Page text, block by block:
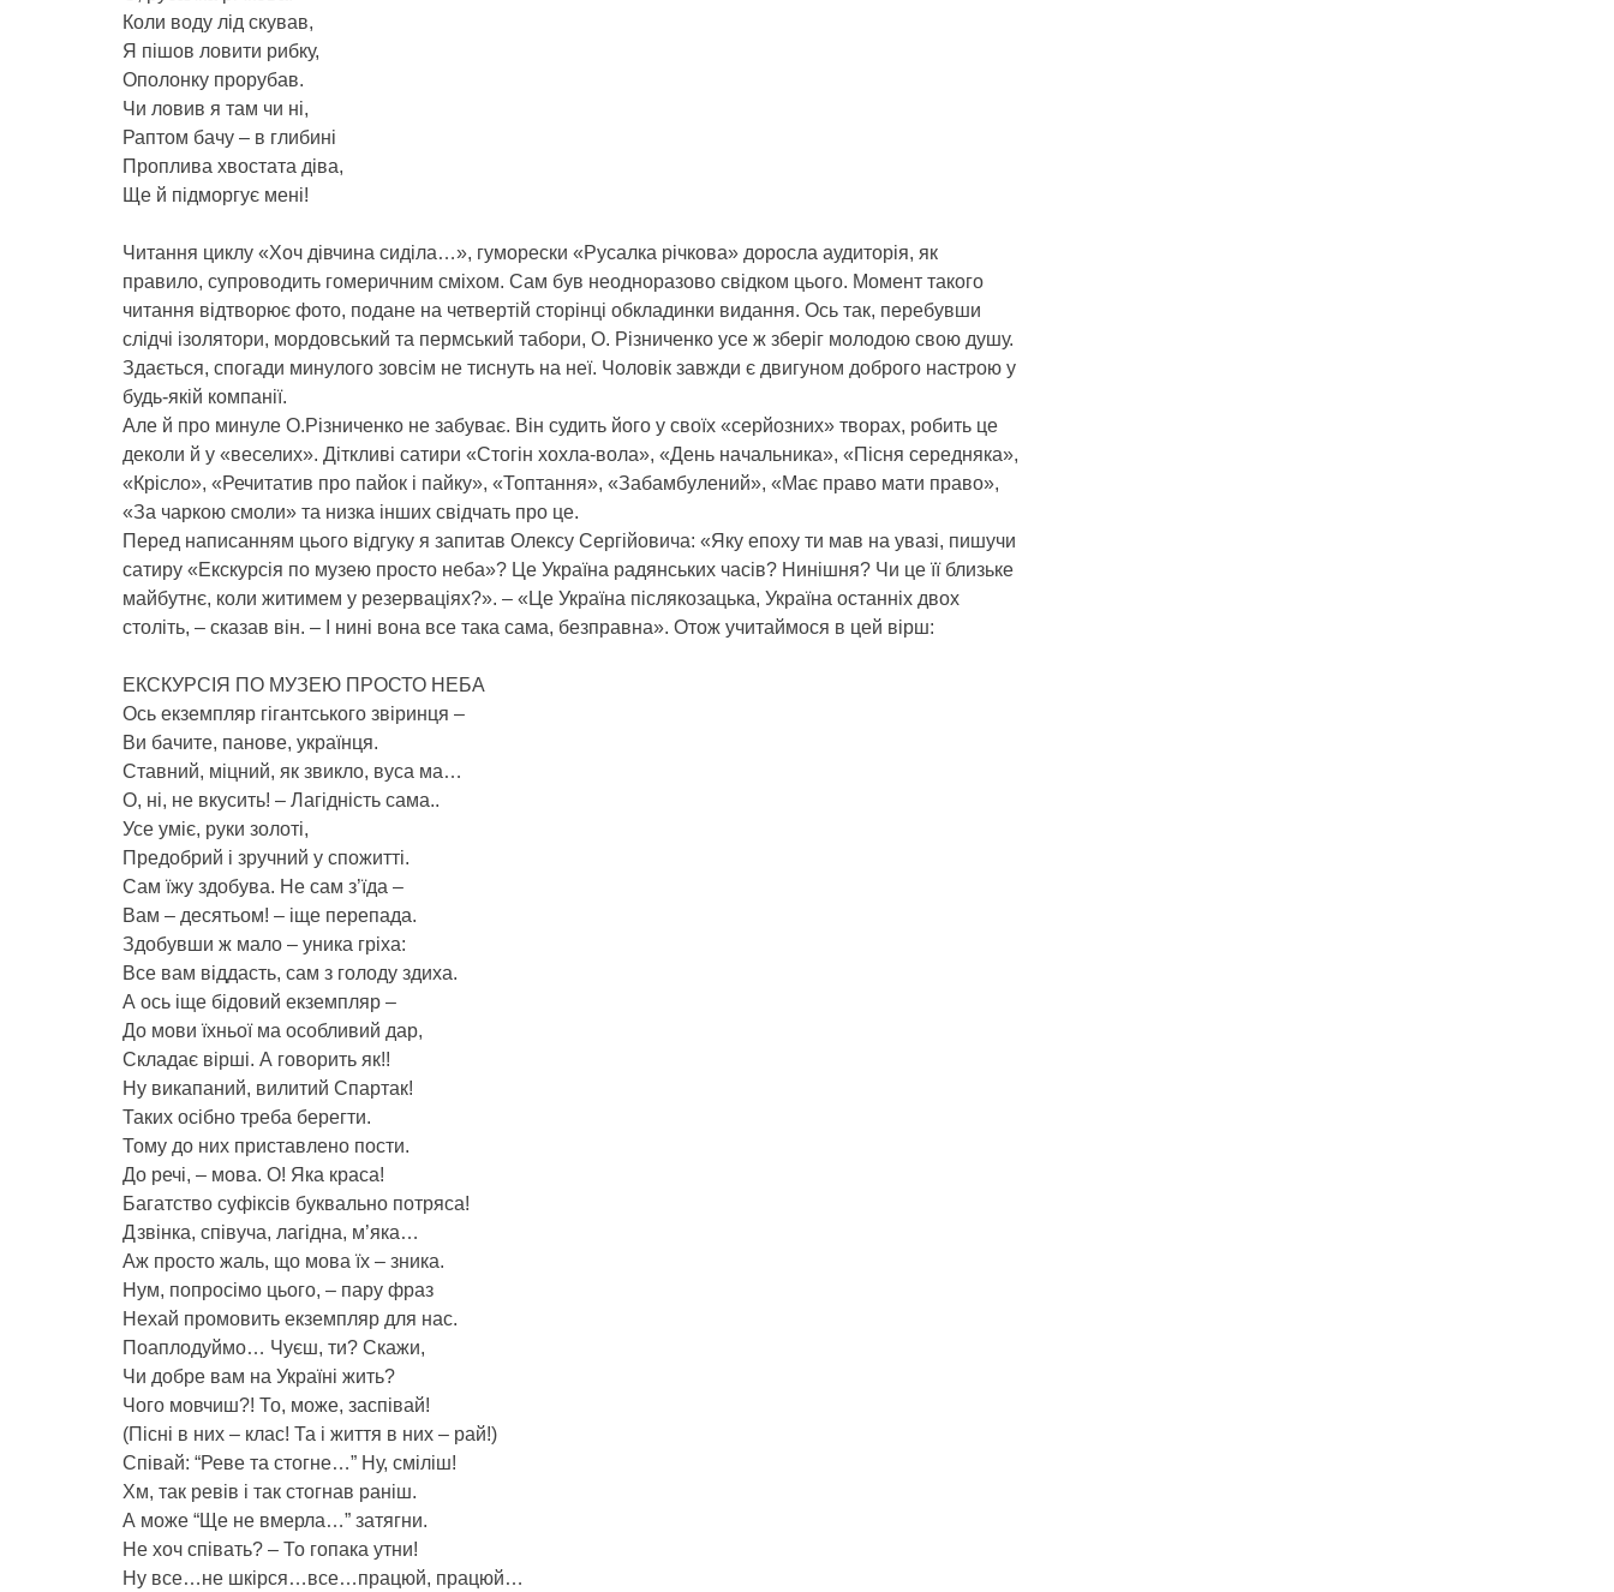
Коли воду лід скував,
Я пішов ловити рибку,
Ополонку прорубав.
Чи ловив я там чи ні,
Раптом бачу – в глибині
Проплива хвостата діва,
Ще й підморгує мені!
Читання циклу «Хоч дівчина сиділа…», гуморески «Русалка річкова» доросла аудиторія, як
правило, супроводить гомеричним сміхом. Сам був неодноразово свідком цього. Момент такого
читання відтворює фото, подане на четвертій сторінці обкладинки видання. Ось так, перебувши
слідчі ізолятори, мордовський та пермський табори, О. Різниченко усе ж зберіг молодою свою душу.
Здається, спогади минулого зовсім не тиснуть на неї. Чоловік завжди є двигуном доброго настрою у
будь-якій компанії.
Але й про минуле О.Різниченко не забуває. Він судить його у своїх «серйозних» творах, робить це
деколи й у «веселих». Діткливі сатири «Стогін хохла-вола», «День начальника», «Пісня середняка»,
«Крісло», «Речитатив про пайок і пайку», «Топтання», «Забамбулений», «Має право мати право»,
«За чаркою смоли» та низка інших свідчать про це.
Перед написанням цього відгуку я запитав Олексу Сергійовича: «Яку епоху ти мав на увазі, пишучи
сатиру «Екскурсія по музею просто неба»? Це Україна радянських часів? Нинішня? Чи це її близьке
майбутнє, коли житимем у резерваціях?». – «Це Україна післякозацька, Україна останніх двох
століть, – сказав він. – І нині вона все така сама, безправна». Отож учитаймося в цей вірш:
ЕКСКУРСІЯ ПО МУЗЕЮ ПРОСТО НЕБА
Ось екземпляр гігантського звіринця –
Ви бачите, панове, українця.
Ставний, міцний, як звикло, вуса ма…
О, ні, не вкусить! – Лагідність сама..
Усе уміє, руки золоті,
Предобрий і зручний у спожитті.
Сам їжу здобува. Не сам з’їда –
Вам – десятьом! – іще перепада.
Здобувши ж мало – уника гріха:
Все вам віддасть, сам з голоду здиха.
А ось іще бідовий екземпляр –
До мови їхньої ма особливий дар,
Складає вірші. А говорить як!!
Ну викапаний, вилитий Спартак!
Таких осібно треба берегти.
Тому до них приставлено пости.
До речі, – мова. О! Яка краса!
Багатство суфіксів буквально потряса!
Дзвінка, співуча, лагідна, м’яка…
Аж просто жаль, що мова їх – зника.
Нум, попросімо цього, – пару фраз
Нехай промовить екземпляр для нас.
Поаплодуймо… Чуєш, ти? Скажи,
Чи добре вам на Україні жить?
Чого мовчиш?! То, може, заспівай!
(Пісні в них – клас! Та і життя в них – рай!)
Співай: “Реве та стогне…” Ну, сміліш!
Хм, так ревів і так стогнав раніш.
А може “Ще не вмерла…” затягни.
Не хоч співать? – То гопака утни!
Ну все…не шкірся…все…працюй, працюй…